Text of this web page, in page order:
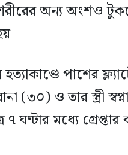
অন্য অংশও
পাশের
(৩০) ও তার স্ত্রী
ঘণ্টার মধ্যে